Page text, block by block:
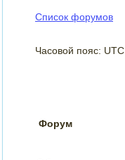
Список форумов
Часовой пояс: UTC
Форум